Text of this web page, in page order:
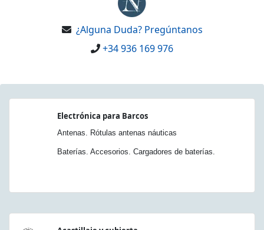
¿Alguna Duda? Pregúntanos
+34 936 169 976
Electrónica para Barcos
Antenas. Rótulas antenas náuticas
Baterías. Accesorios. Cargadores de baterías.